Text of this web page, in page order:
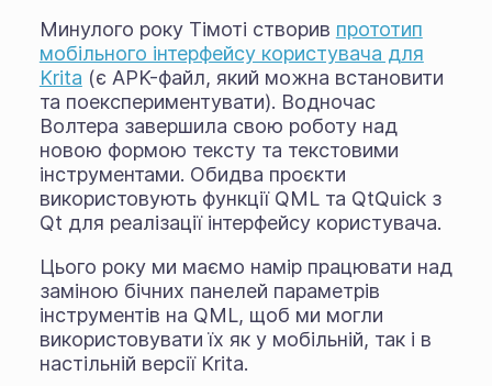
Минулого року Тімоті створив прототип
мобільного інтерфейсу користувача для
Krita (є APK-файл, який можна встановити
та поекспериментувати). Водночас
Волтера завершила свою роботу над
новою формою тексту та текстовими
інструментами. Обидва проєкти
використовують функції QML та QtQuick з
Qt для реалізації інтерфейсу користувача.
Цього року ми маємо намір працювати над
заміною бічних панелей параметрів
інструментів на QML, щоб ми могли
використовувати їх як у мобільній, так і в
настільній версії Krita.